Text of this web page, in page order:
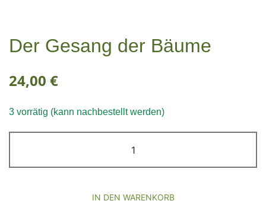
Der Gesang der Bäume
24,00 €
3 vorrätig (kann nachbestellt werden)
Gesang
der
Menge
IN DEN WARENKORB